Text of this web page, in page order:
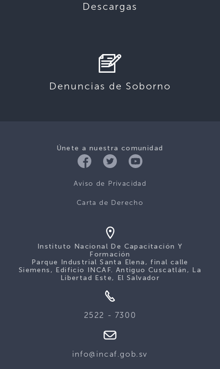
Descargas
Denuncias de Soborno
Únete a nuestra comunidad
Aviso de Privacidad
Carta de Derecho
Instituto Nacional De Capacitación Y
Formación
Parque Industrial Santa Elena, final calle
Siemens, Edificio INCAF. Antiguo Cuscatlán, La
Libertad Este, El Salvador
2522 - 7300
info@incaf.gob.sv